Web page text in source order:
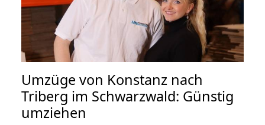
Umzüge von Konstanz nach
Triberg im Schwarzwald: Günstig
umziehen